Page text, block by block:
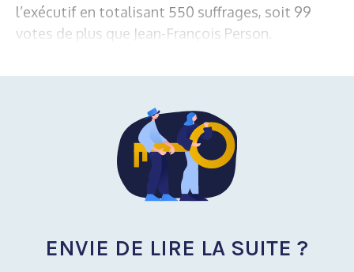
l’exécutif en totalisant 550 suffrages, soit 99
votes de plus que Jean-François Person.
ENVIE DE LIRE LA SUITE ?